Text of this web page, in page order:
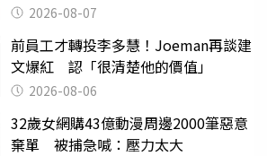
2026-08-07
前員工才轉投李多慧！Joeman再談建
文爆紅 認「很清楚他的價值」
2026-08-06
32歲女網購43億動漫周邊2000筆惡意
棄單 被捕急喊：壓力太大